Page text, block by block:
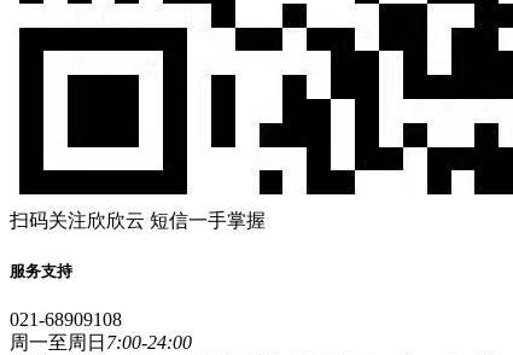
扫码关注欣欣云 短信一手掌握
服务支持
021-68909108
周一至周日 7:00-24:00